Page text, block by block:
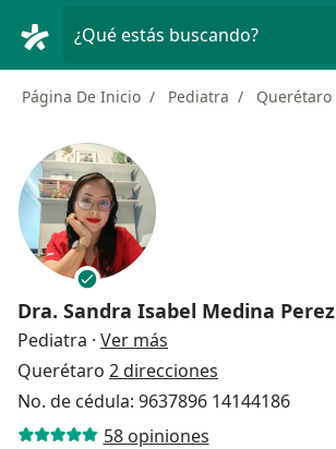
¿Qué estás buscando?
Página De Inicio Pediatra Querétaro
Dra. Sandra Isabel Medina Perez
Pediatra · Ver más
Querétaro 2 direcciones
No. de cédula: 9637896 14144186
58 opiniones